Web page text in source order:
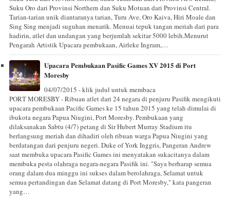
Suku Oro dari Provinsi Northern dan Suku Motuan dari Provinsi Central.
Tarian-tarian unik diantaranya tarian, Turu Ave, Oro Kaiva, Hiri Moale dan
Sing Sing menjadi suguhan menarik. Menuai tepuk tangan meriah dari para
hadirin, atlet dan undangan yang berjumlah sekitar 5000 lebih.Menurut
Pengarah Artistik Upacara pembukaan, Airleke Ingram,…
Upacara Pembukaan Pasific Games XV 2015 di Port
Moresby
04/07/2015 - klik judul untuk membaca
PORT MORESBY - Ribuan atlet dari 24 negara di penjuru Pasifik mengikuti
upacara pembukaan Pacific Games ke 15 tahun 2015 yang telah dimulai di
ibukota negara Papua Niugini, Port Moresby. Pembukaan yang
dilaksanakan Sabtu (4/7) petang di Sir Hubert Murray Stadium itu
berlangsung meriah dan dihadiri oleh ribuan warga Papua Niugini yang
berdatangan dari penjuru negeri. Duke of York Inggris, Pangeran Andrew
saat membuka upacara Pasific Games ini menyatakan sukacitanya dalam
membuka pesta olahraga negara-negara Pasifik ini. "Saya berharap semua
orang dalam dua minggu ini sukses dalam berolahraga, Selamat untuk
semua pertandingan dan Selamat datang di Port Moresby," kata pangeran
yang…